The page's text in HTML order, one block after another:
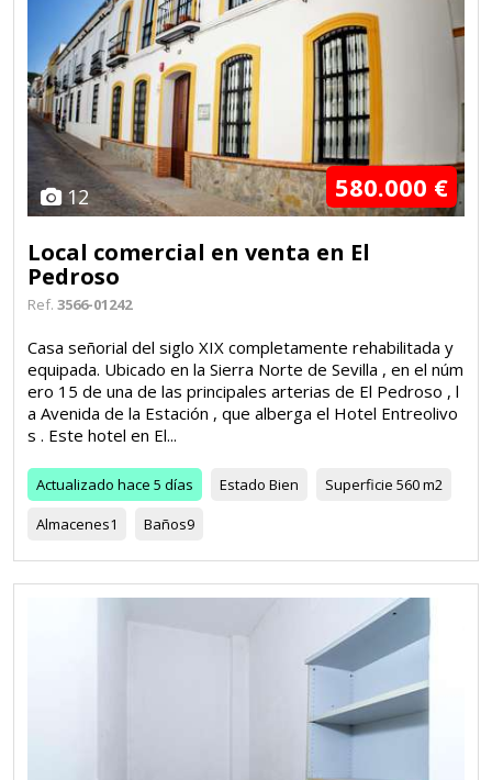
12 580.000 €
Local comercial en venta en El
Pedroso
Ref. 3566-01242
Casa señorial del siglo XIX completamente rehabilitada y
equipada. Ubicado en la Sierra Norte de Sevilla , en el núm
ero 15 de una de las principales arterias de El Pedroso , l
a Avenida de la Estación , que alberga el Hotel Entreolivo
s . Este hotel en El...
Actualizado hace 5 días Estado Bien Superficie 560 m2
Almacenes1 Baños9